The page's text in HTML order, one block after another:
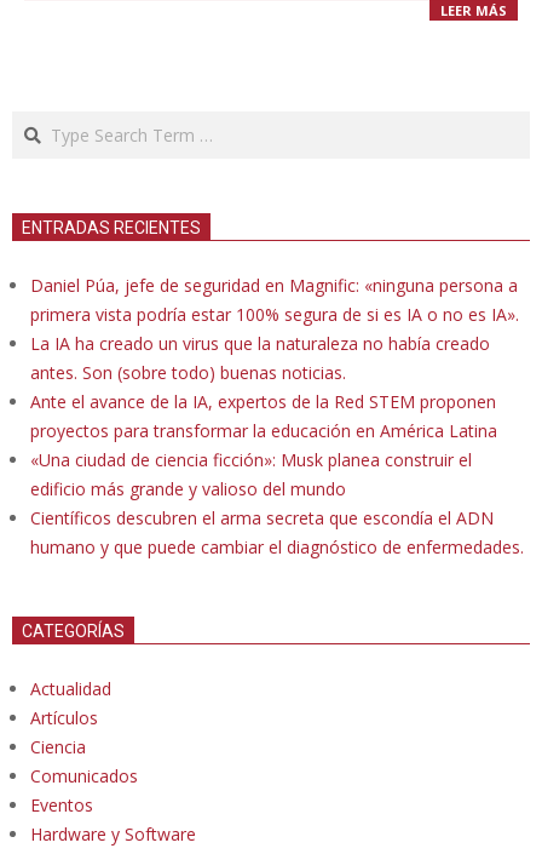
LEER MÁS
Search
ENTRADAS RECIENTES
Daniel Púa, jefe de seguridad en Magnific: «ninguna persona a
primera vista podría estar 100% segura de si es IA o no es IA».
La IA ha creado un virus que la naturaleza no había creado
antes. Son (sobre todo) buenas noticias.
Ante el avance de la IA, expertos de la Red STEM proponen
proyectos para transformar la educación en América Latina
«Una ciudad de ciencia ficción»: Musk planea construir el
edificio más grande y valioso del mundo
Científicos descubren el arma secreta que escondía el ADN
humano y que puede cambiar el diagnóstico de enfermedades.
CATEGORÍAS
Actualidad
Artículos
Ciencia
Comunicados
Eventos
Hardware y Software